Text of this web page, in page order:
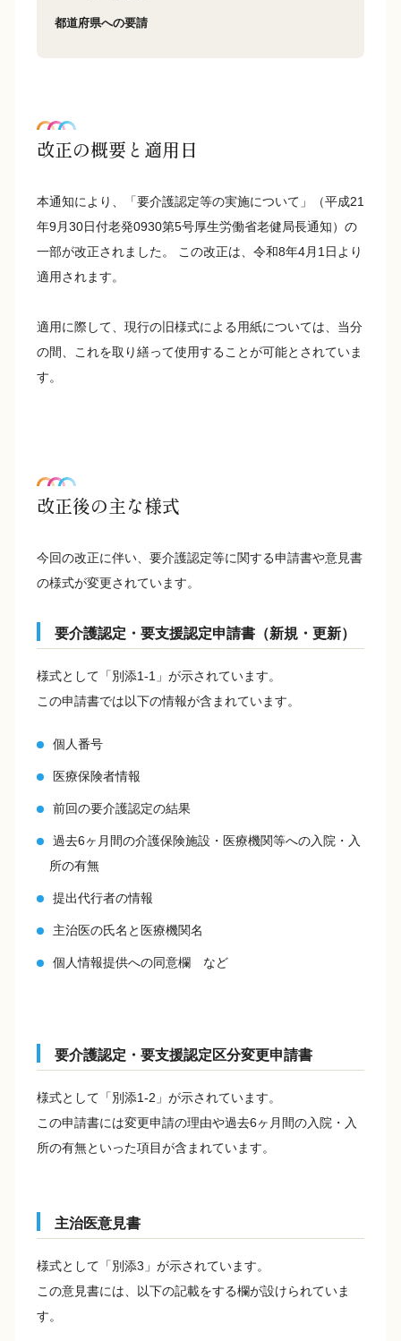
都道府県への要請
改正の概要と適用日
本通知により、「要介護認定等の実施について」（平成21
年9月30日付老発0930第5号厚生労働省老健局長通知）の
一部が改正されました。 この改正は、令和8年4月1日より
適用されます。
適用に際して、現行の旧様式による用紙については、当分
の間、これを取り繕って使用することが可能とされていま
す。
改正後の主な様式
今回の改正に伴い、要介護認定等に関する申請書や意見書
の様式が変更されています。
要介護認定・要支援認定申請書（新規・更新）
様式として「別添1-1」が示されています。
この申請書では以下の情報が含まれています。
個人番号
医療保険者情報
前回の要介護認定の結果
過去6ヶ月間の介護保険施設・医療機関等への入院・入
所の有無
提出代行者の情報
主治医の氏名と医療機関名
個人情報提供への同意欄 など
要介護認定・要支援認定区分変更申請書
様式として「別添1-2」が示されています。
この申請書には変更申請の理由や過去6ヶ月間の入院・入
所の有無といった項目が含まれています。
主治医意見書
様式として「別添3」が示されています。
この意見書には、以下の記載をする欄が設けられていま
す。